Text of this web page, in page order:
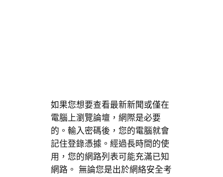
如果您想要查看最新新聞或僅在
電腦上瀏覽論壇，網際是必要
的。輸入密碼後，您的電腦就會
記住登錄憑據。經過長時間的使
用，您的網路列表可能充滿已知
網路。 無論您是出於網絡安全考